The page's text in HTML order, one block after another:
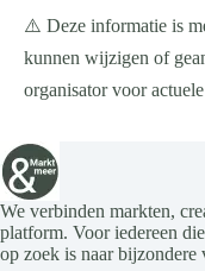
⚠️ Deze informatie is
kunnen wijzigen of
organisator voor
We verbinden markten,
platform. Voor iedereen
op zoek is naar bijzondere